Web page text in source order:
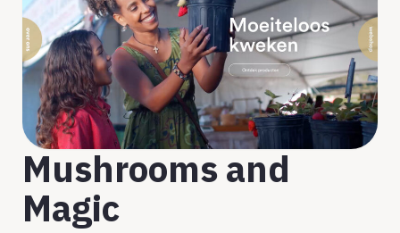
Mushrooms and
Magic